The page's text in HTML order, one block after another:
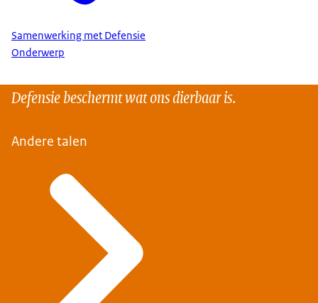
Samenwerking met Defensie
Onderwerp
Defensie beschermt wat ons dierbaar is.
Andere talen